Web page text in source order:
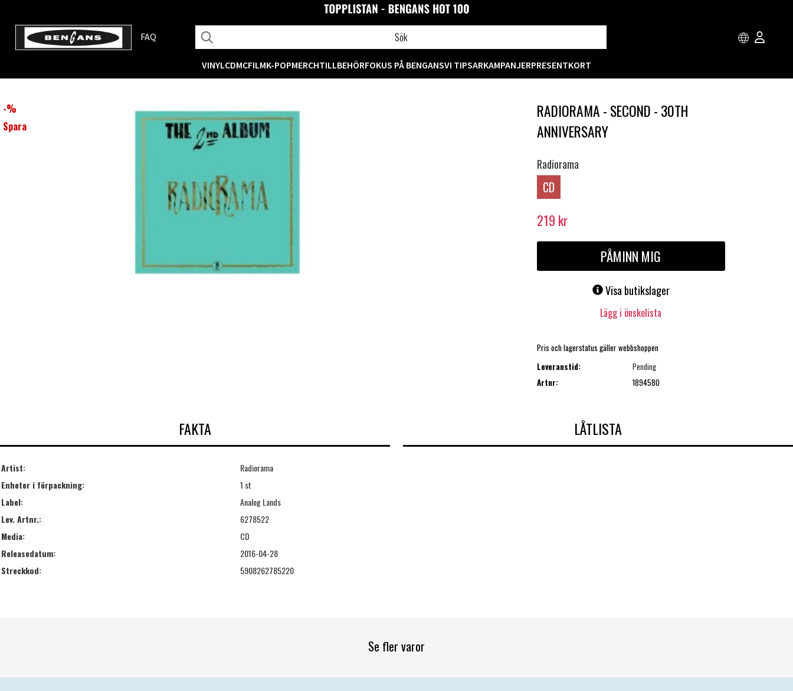
FAQ
VINYLCDMCFILMK-POPMERCHTILLBEHÖRFOKUS PÅ BENGANSVI TIPSARKAMPANJERPRESENTKORT
-%
Spara
RADIORAMA - SECOND - 30TH
ANNIVERSARY
Radiorama
CD
219 kr
PÅMINN MIG
Visa butikslager
Lägg i önskelista
Pris och lagerstatus gäller webbshoppen
Leveranstid:
Pending
Artnr:
1894580
FAKTA
Artist:
Radiorama
Enheter i förpackning:
1 st
Label:
Analog Lands
Lev. Artnr.:
6278522
Media:
CD
Releasedatum:
2016-04-28
Streckkod:
5908262785220
LÅTLISTA
Se fler varor